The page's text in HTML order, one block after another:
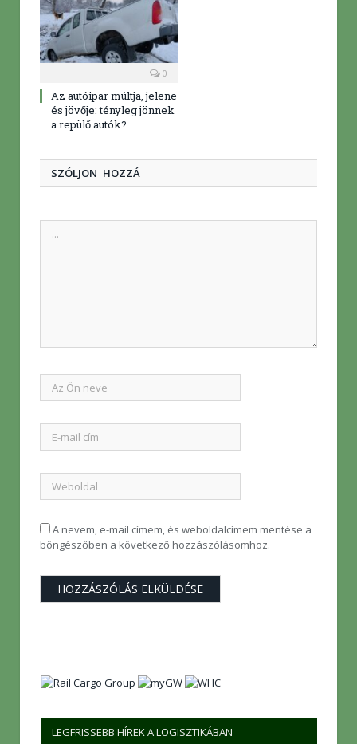
0
Az autóipar múltja, jelene
és jövője: tényleg jönnek
a repülő autók?
SZÓLJON HOZZÁ
A nevem, e-mail címem, és weboldalcímem mentése a
böngészőben a következő hozzászólásomhoz.
LEGFRISSEBB HÍREK A LOGISZTIKÁBAN